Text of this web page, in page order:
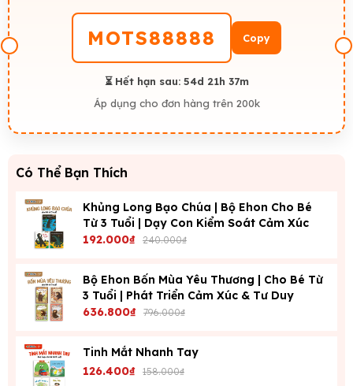
MOTS88888 Copy
⏳ Hết hạn sau: 54d 21h 37m
Áp dụng cho đơn hàng trên 200k
Có Thể Bạn Thích
Khủng Long Bạo Chúa | Bộ Ehon Cho Bé
Từ 3 Tuổi | Dạy Con Kiểm Soát Cảm Xúc
192.000₫ 240.000₫
Bộ Ehon Bốn Mùa Yêu Thương | Cho Bé Từ
3 Tuổi | Phát Triển Cảm Xúc & Tư Duy
636.800₫ 796.000₫
Tinh Mắt Nhanh Tay
126.400₫ 158.000₫